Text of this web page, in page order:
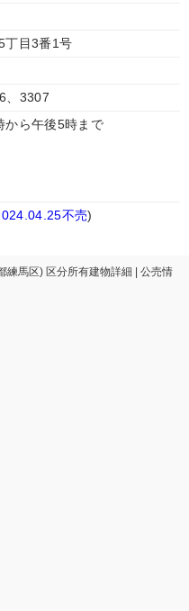
丁目3番1号
、3307
から午後5時まで
不売)
練馬区) 区分所有建物詳細 | 公売情